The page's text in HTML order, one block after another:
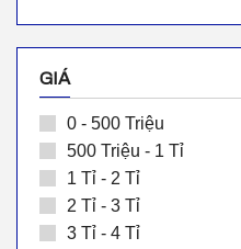
GIÁ
0 - 500 Triệu
500 Triệu - 1 Tỉ
1 Tỉ - 2 Tỉ
2 Tỉ - 3 Tỉ
3 Tỉ - 4 Tỉ